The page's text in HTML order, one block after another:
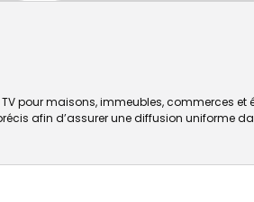
pour maisons, immeubles, commerces et
afin d’assurer une diffusion uniforme